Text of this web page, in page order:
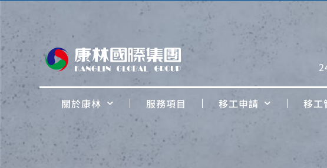
關於康林 服務項目 移工申請 移工